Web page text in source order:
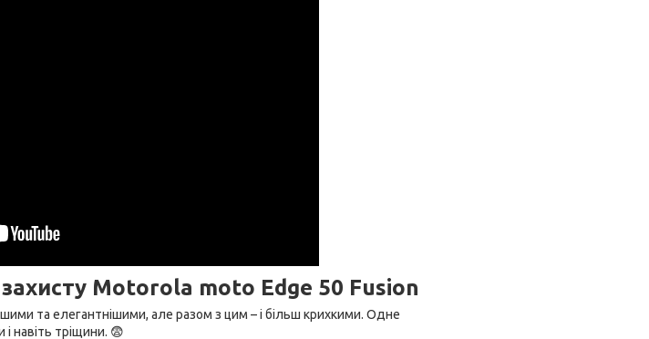
Motorola moto Edge 50 Fusion
та елегантнішими, але разом з цим – і більш крихкими. Одне
навіть тріщини. 😨